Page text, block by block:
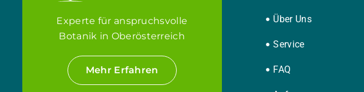
Experte für anspruchsvolle
Botanik in Oberösterreich
Mehr Erfahren
Über Uns
Service
FAQ